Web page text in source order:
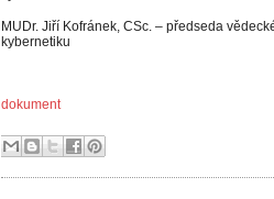
MUDr. Jiří Kofránek, CSc. – předseda
kybernetiku
dokument